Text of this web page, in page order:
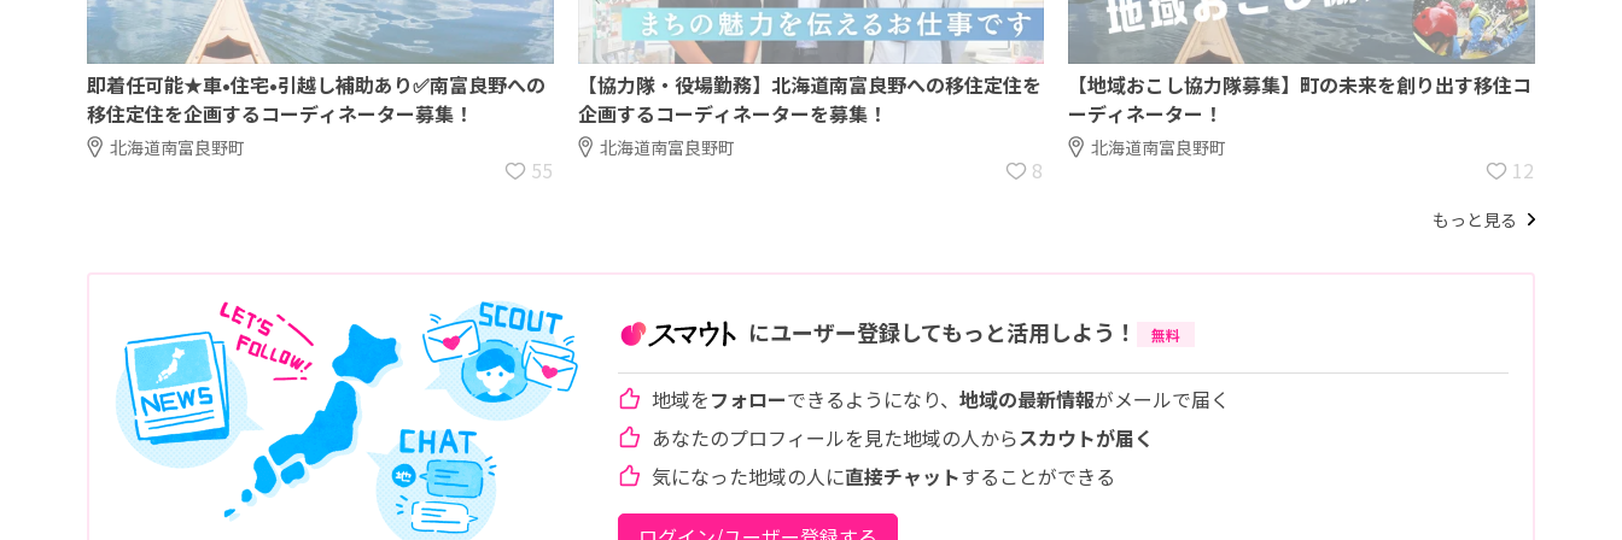
即着任可能★車•住宅•引越し補助あり✅南富良野への
移住定住を企画するコーディネーター募集！
北海道南富良野町
55
【協力隊・役場勤務】北海道南富良野への移住定住を
企画するコーディネーターを募集！
北海道南富良野町
8
【地域おこし協力隊募集】町の未来を創り出す移住コ
ーディネーター！
北海道南富良野町
12
もっと見る
にユーザー登録してもっと活用しよう！ 無料
地域をフォローできるようになり、 地域の最新情報がメールで届く
あなたのプロフィールを見た地域の人からスカウトが届く
気になった地域の人に直接チャットすることができる